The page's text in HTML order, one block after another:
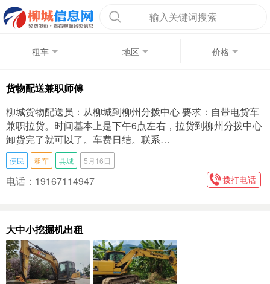
输入关键词搜索
租车 地区 价格
货物配送兼职师傅
柳城货物配送员：从柳城到柳州分拨中心 要求：自带电货车
兼职拉货。时间基本上是下午6点左右，拉货到柳州分拨中心
卸货完了就可以了。车费日结。联系…
便民 租车 县城 5月16日
电话：19167114947 拨打电话
大中小挖掘机出租